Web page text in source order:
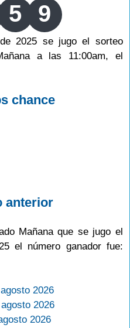
5 9
2025 se jugo el sorteo
a las 11:00am, el
chance
anterior
Mañana que se jugo el
el número ganador fue:
2026
2026
2026